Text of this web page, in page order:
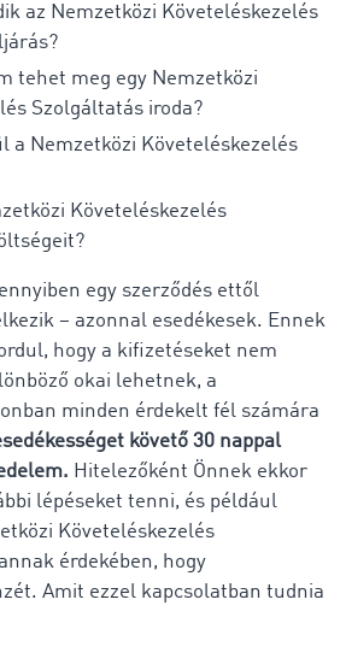
az Nemzetközi Követeléskezelés
tehet meg egy Nemzetközi
Szolgáltatás iroda?
a Nemzetközi Követeléskezelés
Követeléskezelés
egy szerződés ettől
– azonnal esedékesek. Ennek
hogy a kifizetéseket nem
okai lehetnek, a
minden érdekelt fél számára
követő 30 nappal
Hitelezőként Önnek ekkor
lépéseket tenni, és például
Követeléskezelés
érdekében, hogy
Amit ezzel kapcsolatban tudnia